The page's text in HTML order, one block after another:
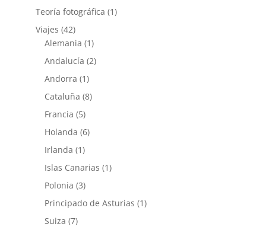
Teoría fotográfica (1)
Viajes (42)
Alemania (1)
Andalucía (2)
Andorra (1)
Cataluña (8)
Francia (5)
Holanda (6)
Irlanda (1)
Islas Canarias (1)
Polonia (3)
Principado de Asturias (1)
Suiza (7)